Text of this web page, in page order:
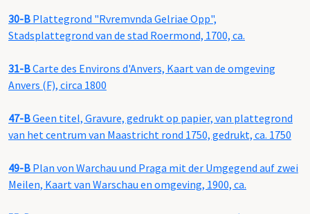
30-B Plattegrond "Rvremvnda Gelriae Opp",
Stadsplattegrond van de stad Roermond, 1700, ca.
31-BCarte des Environs d'Anvers, Kaart van de omgeving
Anvers (F), circa 1800
47-BGeen titel, Gravure, gedrukt op papier, van plattegrond
van het centrum van Maastricht rond 1750, gedrukt, ca. 1750
49-B Plan von Warchau und Praga mit der Umgegend auf zwei
Meilen, Kaart van Warschau en omgeving, 1900, ca.